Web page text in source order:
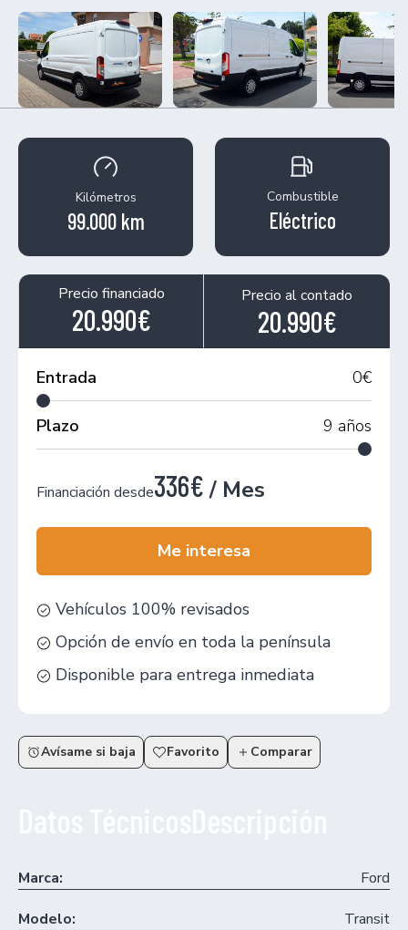
Kilómetros
99.000 km
Combustible
Eléctrico
Precio financiado
20.990€
Precio al contado
20.990€
Entrada 0€
Plazo 9 años
Financiación desde336€ / Mes
Me interesa
Vehículos 100% revisados
Opción de envío en toda la península
Disponible para entrega inmediata
Avísame si baja Favorito Comparar
Marca: Ford
Modelo: Transit